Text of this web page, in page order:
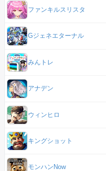
ファンキルスリスタ
Gジェネエターナル
みんトレ
アナデン
ウィンヒロ
キングショット
モンハンNow